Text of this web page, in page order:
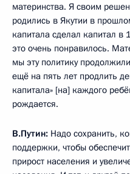
материнства. Я своим
родились в Якутии в
капитала сделал капитал
это очень понравилось.
мы эту политику
ещё на пять лет продлить
капитала» [на] каждого
рождается.
В.Путин: Надо сохранить,
поддержки, чтобы
прирост населения и